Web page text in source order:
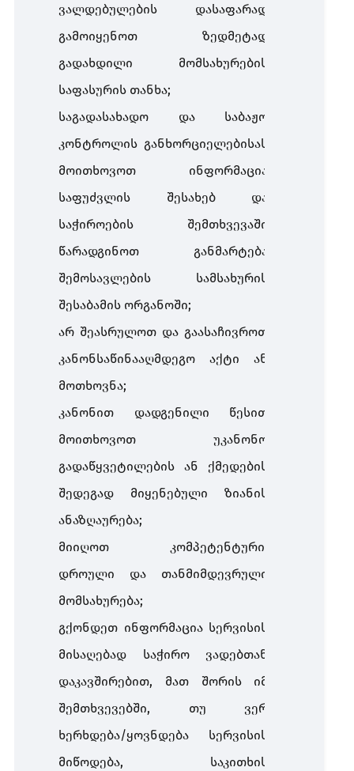
ვალდებულების დასაფარად
გამოიყენოთ ზედმეტად
გადახდილი მომსახურების
საფასურის თანხა;
საგადასახადო და საბაჟო
კონტროლის განხორციელებისას
მოითხოვოთ ინფორმაცია
საფუძვლის შესახებ და
საჭიროების შემთხვევაში
წარადგინოთ განმარტება
შემოსავლების სამსახურის
შესაბამის ორგანოში;
არ შეასრულოთ და გაასაჩივროთ
კანონსაწინააღმდეგო აქტი ან
მოთხოვნა;
კანონით დადგენილი წესით
მოითხოვოთ უკანონო
გადაწყვეტილების ან ქმედების
შედეგად მიყენებული ზიანის
ანაზღაურება;
მიიღოთ კომპეტენტური,
დროული და თანმიმდევრული
მომსახურება;
გქონდეთ ინფორმაცია სერვისის
მისაღებად საჭირო ვადებთან
დაკავშირებით, მათ შორის იმ
შემთხვევებში, თუ ვერ
ხერხდება/ყოვნდება სერვისის
მიწოდება, საკითხის